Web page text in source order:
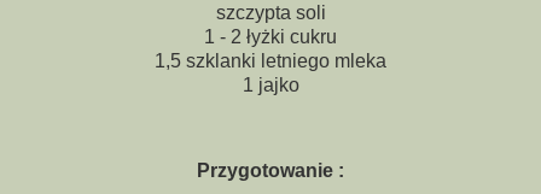
szczypta soli
1 - 2 łyżki cukru
1,5 szklanki letniego mleka
1 jajko
Przygotowanie :